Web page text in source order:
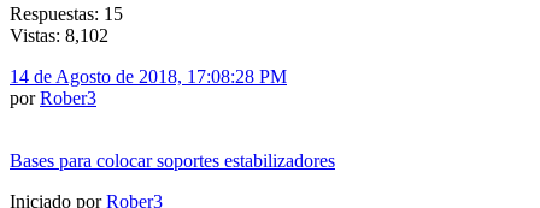
Respuestas: 15
Vistas: 8,102
14 de Agosto de 2018, 17:08:28 PM
porRober3
Bases para colocar soportes estabilizadores
Iniciado porRober3